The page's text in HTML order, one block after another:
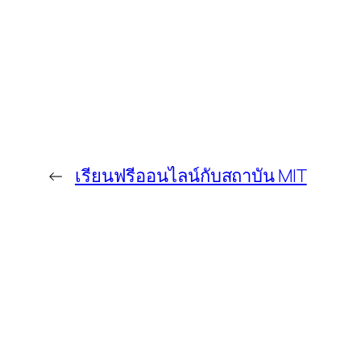
← เรียนฟรีออนไลน์กับสถาบัน MIT